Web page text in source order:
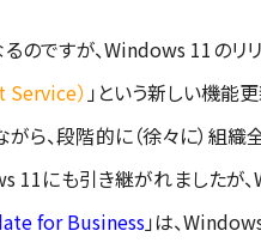
のですが、Windows 11の
） 」という新しい機能
がら、段階的に（徐々に）組
11にも引き継がれましたが
for Business」は、